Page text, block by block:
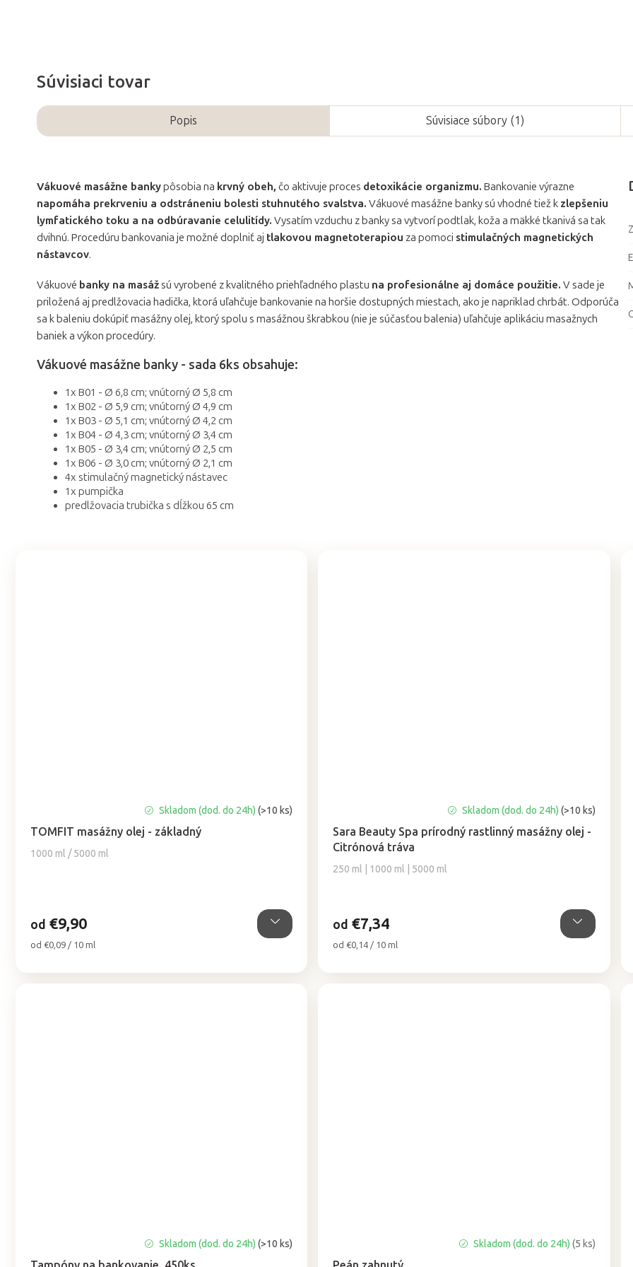
Súvisiaci tovar
TOMFIT masážny olej - základný
1000 ml / 5000 ml
produktu
je
Skladom (dod. do 24h)(>10 ks)
od €9,90
Jednotková
od €0,09 / 10 ml
Sara Beauty Spa prírodný rastlinný masážny olej -
Citrónová tráva
250 ml | 1000 ml | 5000 ml
produktu
je
5,0
Skladom (dod. do 24h) (>10 ks)
od €7,34
Jednotková
od €0,14 / 10 ml
hodnotenie
Skladom (dod. do 24h)(>10 ks)
hodnotenie
Skladom (dod. do 24h) (5 ks)
Popis Súvisiace súbory (1)
Vákuové masážne bankypôsobia na krvný obeh, čo aktivuje proces detoxikácie organizmu. Bankovanie výrazne
napomáha prekrveniu a odstráneniu bolesti stuhnutého svalstva. Vákuové masážne banky sú vhodné tiež k zlepšeniu
lymfatického toku a na odbúravanie celulitídy. Vysatím vzduchu z banky sa vytvorí podtlak, koža a mäkké tkanivá sa tak
dvihnú. Procedúru bankovania je možné doplniť aj tlakovou magnetoterapiou za pomoci stimulačných magnetických
nástavcov.
Vákuové banky na masáž sú vyrobené z kvalitného priehľadného plastu na profesionálne aj domáce použitie. V sade je
priložená aj predlžovacia hadička, ktorá uľahčuje bankovanie na horšie dostupných miestach, ako je napriklad chrbát. Odporúča
sa k baleniu dokúpiť masážny olej, ktorý spolu s masážnou škrabkou (nie je súčasťou balenia) uľahčuje aplikáciu masažnych
baniek a výkon procedúry.
Vákuové masážne banky - sada 6ks obsahuje:
1x B01 - Ø 6,8 cm; vnútorný Ø 5,8 cm
1x B02 - Ø 5,9 cm; vnútorný Ø 4,9 cm
1x B03 - Ø 5,1 cm; vnútorný Ø 4,2 cm
1x B04 - Ø 4,3 cm; vnútorný Ø 3,4 cm
1x B05 - Ø 3,4 cm; vnútorný Ø 2,5 cm
1x B06 - Ø 3,0 cm; vnútorný Ø 2,1 cm
4x stimulačný magnetický nástavec
1x pumpička
predlžovacia trubička s dĺžkou 65 cm